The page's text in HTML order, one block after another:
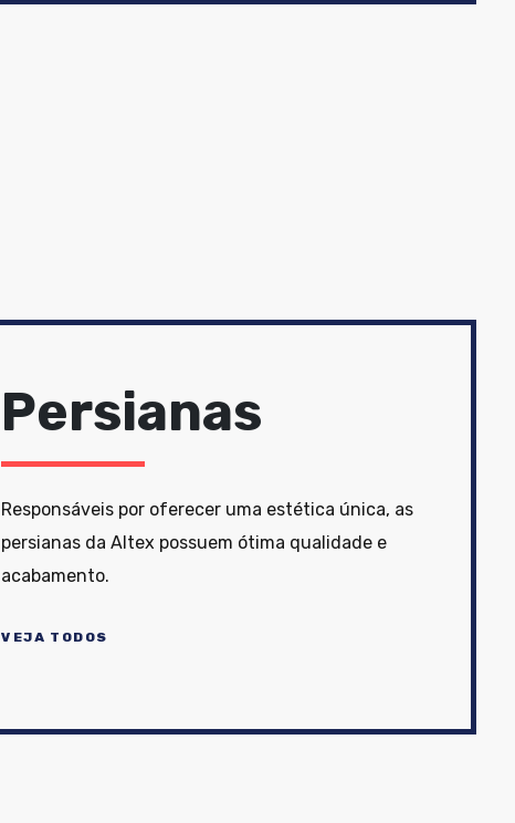
Persianas
Responsáveis por oferecer uma estética única, as
persianas da Altex possuem ótima qualidade e
acabamento.
VEJA TODOS